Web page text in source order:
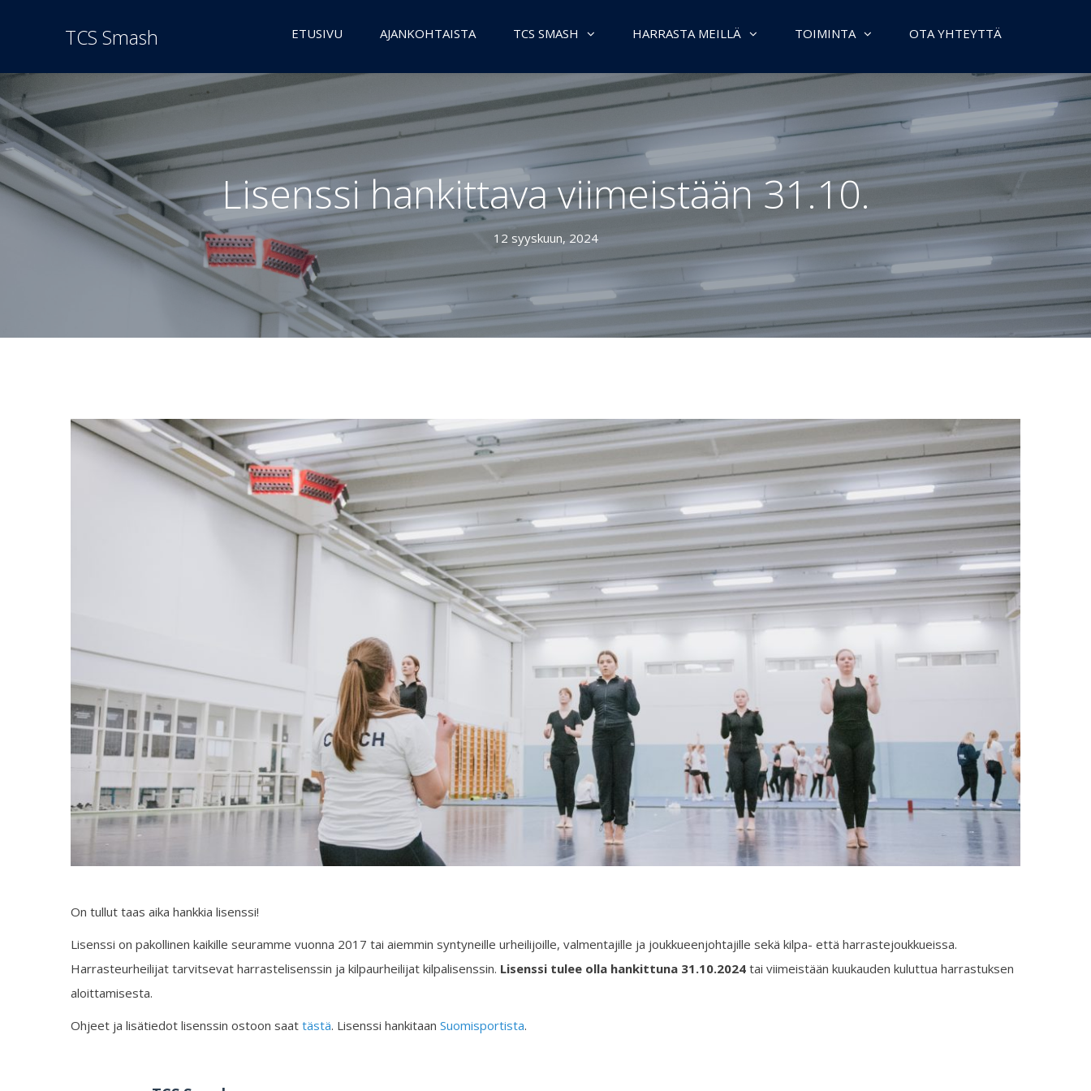
TCS Smash ETUSIVU AJANKOHTAISTA TCS SMASH HARRASTA MEILLÄ TOIMINTA OTA YHTEYTTÄ
Lisenssi hankittava viimeistään 31.10.
12 syyskuun, 2024
On tullut taas aika hankkia lisenssi!
Lisenssi on pakollinen kaikille seuramme vuonna 2017 tai aiemmin syntyneille urheilijoille, valmentajille ja joukkueenjohtajille sekä kilpa- että harrastejoukkueissa.
Harrasteurheilijat tarvitsevat harrastelisenssin ja kilpaurheilijat kilpalisenssin. Lisenssi tulee olla hankittuna 31.10.2024 tai viimeistään kuukauden kuluttua harrastuksen
aloittamisesta.
Ohjeet ja lisätiedot lisenssin ostoon saat tästä. Lisenssi hankitaan Suomisportista.